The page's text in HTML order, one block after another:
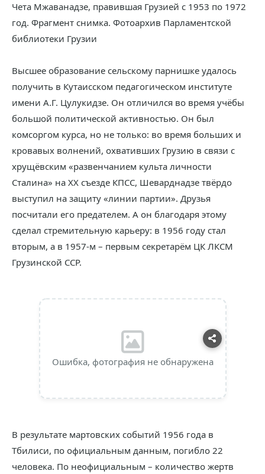
Чета Мжаванадзе, правившая Грузией с 1953 по 1972
год. Фрагмент снимка. Фотоархив Парламентской
библиотеки Грузии
Высшее образование сельскому парнишке удалось
получить в Кутаисском педагогическом институте
имени А.Г. Цулукидзе. Он отличился во время учёбы
большой политической активностью. Он был
комсоргом курса, но не только: во время больших и
кровавых волнений, охвативших Грузию в связи с
хрущёвским «развенчанием культа личности
Сталина» на XX съезде КПСС, Шеварднадзе твёрдо
выступил на защиту «линии партии». Друзья
посчитали его предателем. А он благодаря этому
сделал стремительную карьеру: в 1956 году стал
вторым, а в 1957-м – первым секретарём ЦК ЛКСМ
Грузинской ССР.
Ошибка, фотография не обнаружена
В результате мартовских событий 1956 года в
Тбилиси, по официальным данным, погибло 22
человека. По неофициальным – количество жертв